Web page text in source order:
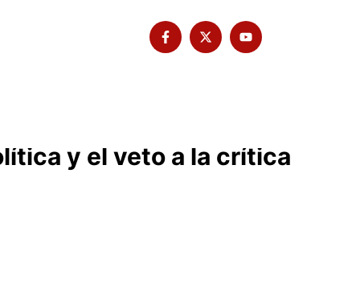
y el veto a la crítica